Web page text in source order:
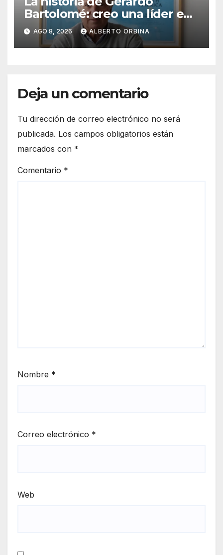
Bartolomé: creo una líder en
semilla en todo el mundo, se
la traspasó a su hijo y sigue
emprendiendo
AGO 8, 2026 ALBERTO ORBINA
Deja un comentario
Tu dirección de correo electrónico no será
publicada. Los campos obligatorios están
marcados con *
Comentario *
Nombre *
Correo electrónico *
Web